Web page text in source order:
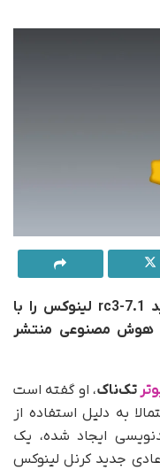
لینوس توروالدز به‌ تازگی نسخه جدید 7.1-rc3 لینوکس را با
هوش مصنوعی منتشر
تک‌ناک، او گفته است
به دلیل استفاده از
ایجاد شده، یک
جدید کرنل لینوکس